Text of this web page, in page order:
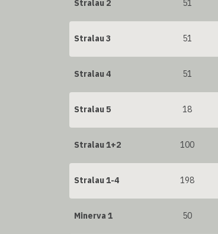
Stralau 2 51
Stralau 3 51
Stralau 4 51
Stralau 5 18
Stralau 1+2 100
Stralau 1-4 198
Minerva 1 50